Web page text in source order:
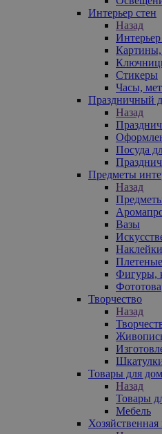
Интерьер стен
Назад
Интерьер
Картины,
Стикеры
Часы,
Праздничный
Назад
Посуда
Предметы
Назад
Вазы
Фигуры,
Творчество
Назад
Товары для
Назад
Товары
Мебель
Хозяйственная